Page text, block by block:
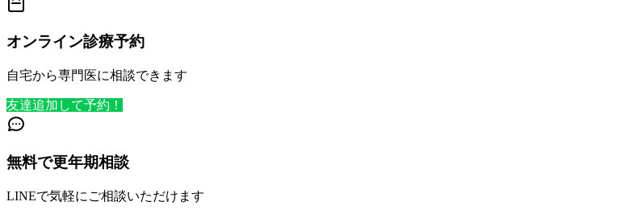
オンライン診療予約
自宅から専門医に相談できます
友達追加して予約！
無料で更年期相談
LINEで気軽にご相談いただけます